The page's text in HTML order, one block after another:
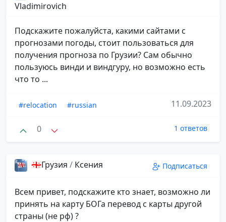
Vladimirovich
Подскажите пожалуйста, какими сайтами с
прогнозами погоды, стоит пользоваться для
получения прогноза по Грузии? Сам обычно
пользуюсь винди и виндгуру, но возможно есть
что то ...
#relocation #russian 11.09.2023
0 1 ответов
🇬🇪Грузия / Ксения Подписаться
Всем привет, подскажите кто знает, возможно ли
принять на карту БОГа перевод с карты другой
страны (не рф) ?